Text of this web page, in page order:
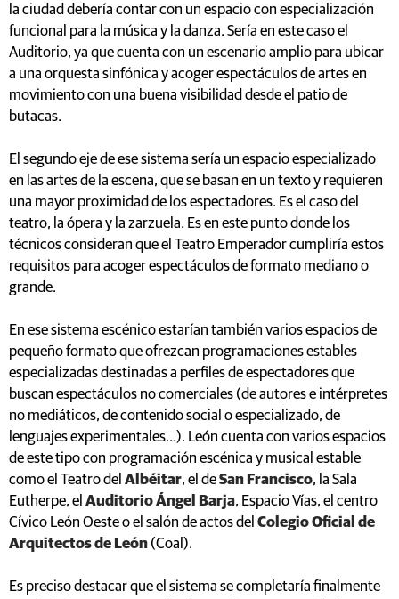
la ciudad debería contar con un espacio con especialización
funcional para la música y la danza. Sería en este caso el
Auditorio, ya que cuenta con un escenario amplio para ubicar
a una orquesta sinfónica y acoger espectáculos de artes en
movimiento con una buena visibilidad desde el patio de
butacas.
El segundo eje de ese sistema sería un espacio especializado
en las artes de la escena, que se basan en un texto y requieren
una mayor proximidad de los espectadores. Es el caso del
teatro, la ópera y la zarzuela. Es en este punto donde los
técnicos consideran que el Teatro Emperador cumpliría estos
requisitos para acoger espectáculos de formato mediano o
grande.
En ese sistema escénico estarían también varios espacios de
pequeño formato que ofrezcan programaciones estables
especializadas destinadas a perfiles de espectadores que
buscan espectáculos no comerciales (de autores e intérpretes
no mediáticos, de contenido social o especializado, de
lenguajes experimentales...). León cuenta con varios espacios
de este tipo con programación escénica y musical estable
como el Teatro del Albéitar, el deSan Francisco, la Sala
Eutherpe, el Auditorio Ángel Barja, Espacio Vías, el centro
Cívico León Oeste o el salón de actos del Colegio Oficial de
Arquitectos de León (Coal).
Es preciso destacar que el sistema se completaría finalmente